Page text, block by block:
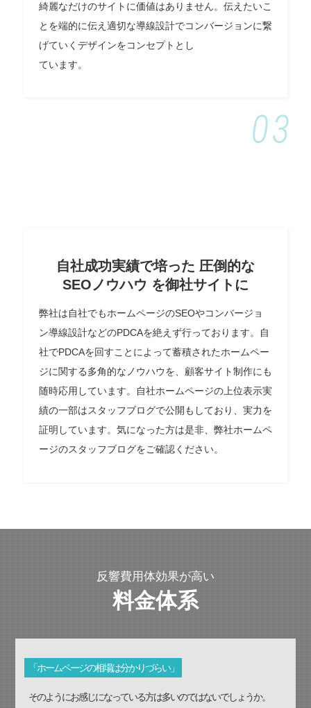
綺麗なだけのサイトに価値はありません。伝えたいこ
とを端的に伝え適切な導線設計でコンバージョンに繋
げていくデザインをコンセプトとし
ています。
自社成功実績で培った 圧倒的な
SEOノウハウ を御社サイトに
弊社は自社でもホームページのSEOやコンバージョ
ン導線設計などのPDCAを絶えず行っております。自
社でPDCAを回すことによって蓄積されたホームペー
ジに関する多角的なノウハウを、顧客サイト制作にも
随時応用しています。自社ホームページの上位表示実
績の一部はスタッフブログで公開もしており、実力を
証明しています。気になった方は是非、弊社ホームペ
ージのスタッフブログをご確認ください。
反響費用体効果が高い
料金体系
「ホームページの相場は分かりづらい」
そのようにお感じになっている方は多いのではないでしょうか。